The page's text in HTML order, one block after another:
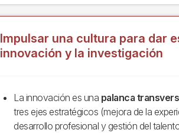
Impulsar una cultura para dar
innovación y la investigación
La innovación es una palanca
tres ejes estratégicos (mejora de la
desarrollo profesional y gestión del